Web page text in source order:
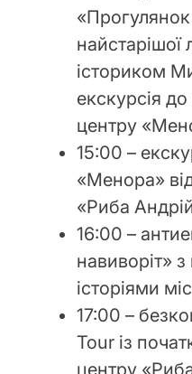
«Прогулянок
найстарішої
істориком
екскурсія
центру
15:00 –
«Менора»
«Риба
16:00 –
навиворіт»
історіями
17:00 –
Tour із
центру